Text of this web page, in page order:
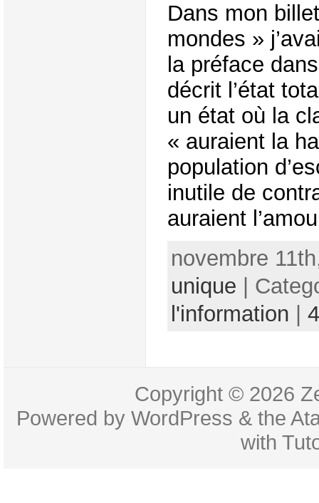
Dans mon
mondes »
la préface
décrit l’état
un état où la
« auraient la
population
inutile de
auraient
novembre
unique |
l'information
Copyright © 2026
Powered byWordPress & the
with